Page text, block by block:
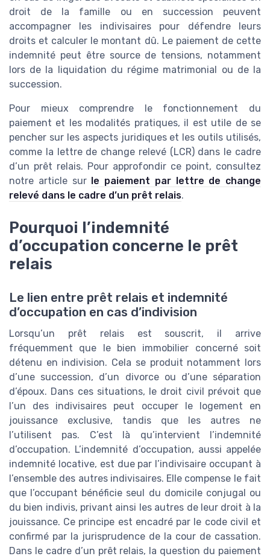
droit de la famille ou en succession peuvent
accompagner les indivisaires pour défendre leurs
droits et calculer le montant dû. Le paiement de cette
indemnité peut être source de tensions, notamment
lors de la liquidation du régime matrimonial ou de la
succession.
Pour mieux comprendre le fonctionnement du
paiement et les modalités pratiques, il est utile de se
pencher sur les aspects juridiques et les outils utilisés,
comme la lettre de change relevé (LCR) dans le cadre
d’un prêt relais. Pour approfondir ce point, consultez
notre article sur le paiement par lettre de change
relevé dans le cadre d’un prêt relais.
Pourquoi l’indemnité
d’occupation concerne le prêt
relais
Le lien entre prêt relais et indemnité
d’occupation en cas d’indivision
Lorsqu’un prêt relais est souscrit, il arrive
fréquemment que le bien immobilier concerné soit
détenu en indivision. Cela se produit notamment lors
d’une succession, d’un divorce ou d’une séparation
d’époux. Dans ces situations, le droit civil prévoit que
l’un des indivisaires peut occuper le logement en
jouissance exclusive, tandis que les autres ne
l’utilisent pas. C’est là qu’intervient l’indemnité
d’occupation. L’indemnité d’occupation, aussi appelée
indemnité locative, est due par l’indivisaire occupant à
l’ensemble des autres indivisaires. Elle compense le fait
que l’occupant bénéficie seul du domicile conjugal ou
du bien indivis, privant ainsi les autres de leur droit à la
jouissance. Ce principe est encadré par le code civil et
confirmé par la jurisprudence de la cour de cassation.
Dans le cadre d’un prêt relais, la question du paiement